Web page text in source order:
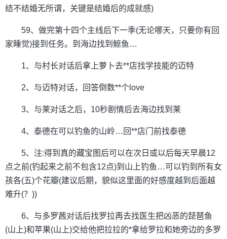
结不结婚无所谓，关键是结婚后的成就感)
59、做完第十四个主线后下一季(无论哪天，只要你有回
家睡觉)接到任务。到海边找到鲸鱼…
1、与村长对话后拿上萝卜去**店找学技能的迈特
2、与迈特对话，回答倒数**个love
3、与莱对话之后，10秒剧情后去海边找到莱
4、泰德在可以钓鱼的山岭…回**店门前找泰德
5、注:得到真的藏宝图后可以在次日或以后每天早晨12
点之前(钓起来之前不包含12点)到山上钓鱼…可以钓到所有女
孩各(五)个花瓣(建议后期，貌似这里面的好感度越到后面越
难升(？))
6、与多罗茜对话后找罗拉再去找医生把凶恶的琵琶鱼
(山上)和苹果(山上)交给他把拉拉的*拿给罗拉和她旁边的多罗